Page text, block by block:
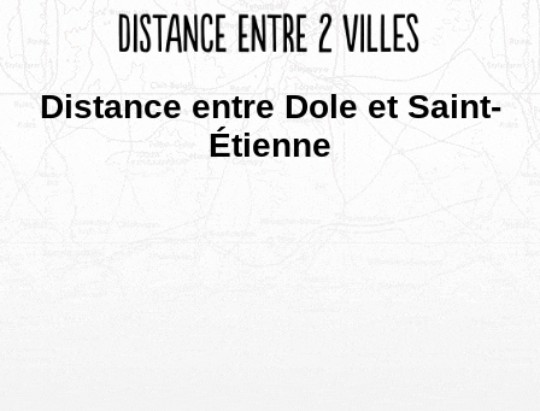
Distance entre Dole et Saint-
Étienne